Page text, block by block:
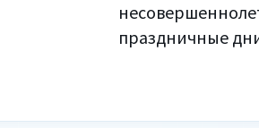
праздничные